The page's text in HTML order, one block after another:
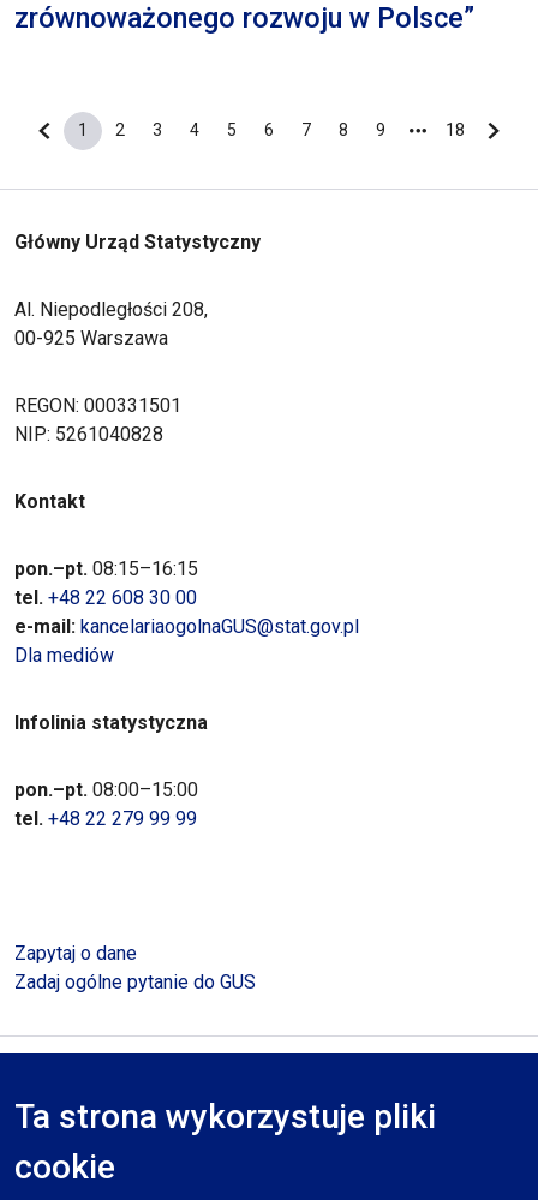
Ta strona wykorzystuje pliki
cookie
zrównoważonego rozwoju w Polsce”
Poprzednia strona
Bieżąca strona
1
Strona
2
Strona
3
Strona
4
Strona
5
Strona
6
Strona
7
Strona
8
Strona
9
Ostatnia
18
Główny Urząd Statystyczny
Al. Niepodległości 208,
00-925 Warszawa
REGON: 000331501
NIP: 5261040828
Kontakt
pon.–pt. 08:15–16:15
tel. +48 22 608 30 00
e-mail: kancelariaogolnaGUS@stat.gov.pl
Dla mediów
Infolinia statystyczna
pon.–pt. 08:00–15:00
tel. +48 22 279 99 99
Zapytaj o dane
Zadaj ogólne pytanie do GUS
RODO